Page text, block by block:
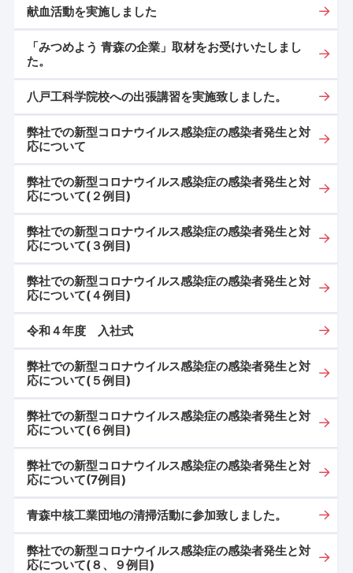
献血活動を実施しました
「みつめよう 青森の企業」取材をお受けいたしまし
た。
八戸工科学院校への出張講習を実施致しました。
弊社での新型コロナウイルス感染症の感染者発生と対
応について
弊社での新型コロナウイルス感染症の感染者発生と対
応について(２例目)
弊社での新型コロナウイルス感染症の感染者発生と対
応について(３例目)
弊社での新型コロナウイルス感染症の感染者発生と対
応について(４例目)
令和４年度 入社式
弊社での新型コロナウイルス感染症の感染者発生と対
応について(５例目)
弊社での新型コロナウイルス感染症の感染者発生と対
応について(６例目)
弊社での新型コロナウイルス感染症の感染者発生と対
応について(7例目)
青森中核工業団地の清掃活動に参加致しました。
弊社での新型コロナウイルス感染症の感染者発生と対
応について(８、９例目)